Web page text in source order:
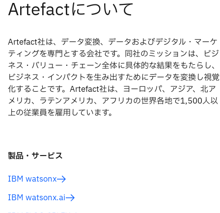
Artefact社は、データ変換、データおよびデジタル・マーケ
ティングを専門とする会社です。同社のミッションは、ビジ
ネス・バリュー・チェーン全体に具体的な結果をもたらし、
ビジネス・インパクトを生み出すためにデータを変換し視覚
化することです。Artefact社は、ヨーロッパ、アジア、北ア
メリカ、ラテンアメリカ、アフリカの世界各地で1,500人以
上の従業員を雇用しています。
製品・サービス
IBM watsonx
IBM watsonx.ai